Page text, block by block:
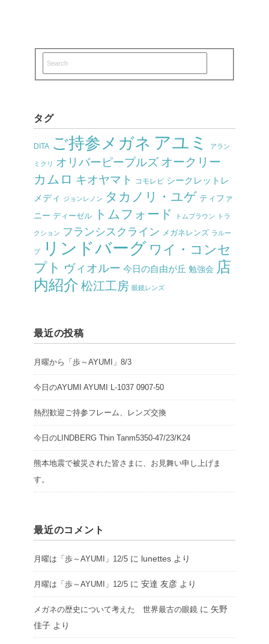
タグ
DITA ご持参メガネ アユミ アラン
ミクリ オリバーピープルズ オークリー
カムロ キオヤマト コモレビ シークレットレ
メディ
ジョンレノン タカノリ・ユゲ ティファ
ニー ディーゼル トムフォード トムブラウン トラ
クション フランシスクライン メガネレンズ ラルー
プ リンドバーグ ワイ・コンセ
プト ヴィオルー 今日の自由が丘 勉強会 店
内紹介 松江工房 眼鏡レンズ
最近の投稿
月曜から「歩～AYUMI」8/3
今日のAYUMI AYUMI L-1037 0907-50
熱烈歓迎ご持参フレーム、レンズ交換
今日のLINDBERG Thin Tanm5350-47/23/K24
熊本地震で被災された皆さまに、お見舞い申し上げま
す。
最近のコメント
月曜は「歩～AYUMI」12/5 に lunettes より
月曜は「歩～AYUMI」12/5 に 安達 友彦 より
メガネの歴史について考えた 世界最古の眼鏡 に 矢野
佳子 より